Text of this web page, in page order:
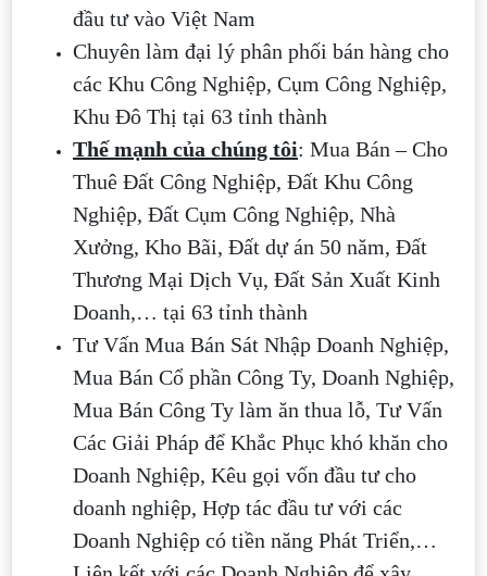
đầu tư vào Việt Nam
Chuyên làm đại lý phân phối bán hàng cho
các Khu Công Nghiệp, Cụm Công Nghiệp,
Khu Đô Thị tại 63 tỉnh thành
Thế mạnh của chúng tôi: Mua Bán – Cho
Thuê Đất Công Nghiệp, Đất Khu Công
Nghiệp, Đất Cụm Công Nghiệp, Nhà
Xưởng, Kho Bãi, Đất dự án 50 năm, Đất
Thương Mại Dịch Vụ, Đất Sản Xuất Kinh
Doanh,… tại 63 tỉnh thành
Tư Vấn Mua Bán Sát Nhập Doanh Nghiệp,
Mua Bán Cổ phần Công Ty, Doanh Nghiệp,
Mua Bán Công Ty làm ăn thua lỗ, Tư Vấn
Các Giải Pháp để Khắc Phục khó khăn cho
Doanh Nghiệp, Kêu gọi vốn đầu tư cho
doanh nghiệp, Hợp tác đầu tư với các
Doanh Nghiệp có tiền năng Phát Triển,…